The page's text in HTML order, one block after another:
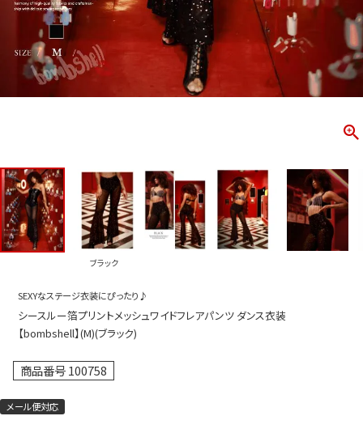
CONTENTS
ス
ス
アップ
ース
インワン／サロペット
ラ・ニップレス
PICKUP
新作
トップス
ボトムス
ブラック
SEXYなステージ衣装にぴったり♪
シースルー箔プリントメッシュワイドフレアパンツ ダンス衣装
【bombshell】(M)(ブラック)
商品番号100758
メール便対応